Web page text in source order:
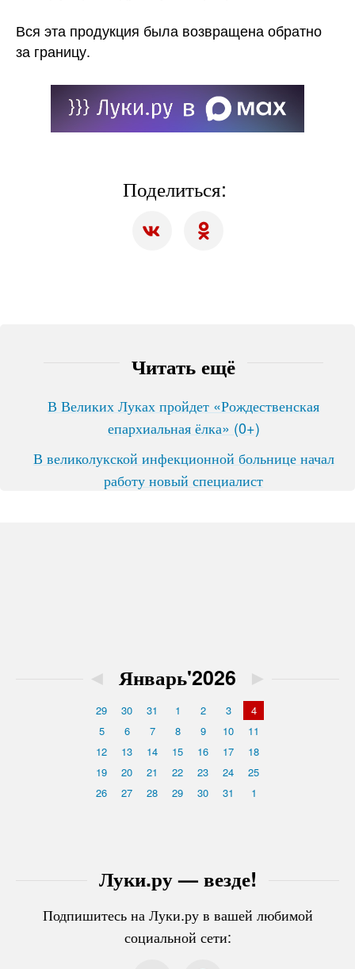
Вся эта продукция была возвращена обратно
за границу.
Поделиться:
Читать ещё
В Великих Луках пройдет «Рождественская
епархиальная ёлка» (0+)
В великолукской инфекционной больнице начал
работу новый специалист
Луки.ру — везде!
Подпишитесь на Луки.ру в вашей любимой
социальной сети:
◄ Январь'2026 ►
29 30 31 1 2 3
4
5
6 7 8 9 10
11
12
13 14 15 16 17
18
19
20 21 22 23 24
25
26
27 28 29 30 31 1